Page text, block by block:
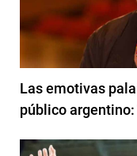
Las emotivas
público